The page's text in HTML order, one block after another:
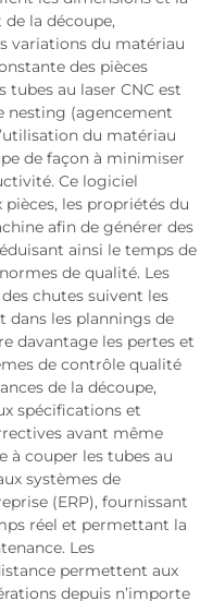
la découpe,
variations du matériau
des pièces
tubes au laser CNC est
nesting (agencement
du matériau
de façon à minimiser
Ce logiciel
pièces, les propriétés du
afin de générer des
ainsi le temps de
de qualité. Les
chutes suivent les
dans les plannings de
davantage les pertes et
de contrôle qualité
de la découpe,
spécifications et
avant même
à couper les tubes au
systèmes de
(ERP), fournissant
réel et permettant la
Les
permettent aux
depuis n’importe